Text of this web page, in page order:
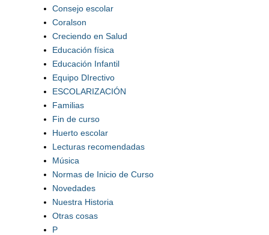
Consejo escolar
Coralson
Creciendo en Salud
Educación física
Educación Infantil
Equipo DIrectivo
ESCOLARIZACIÓN
Familias
Fin de curso
Huerto escolar
Lecturas recomendadas
Música
Normas de Inicio de Curso
Novedades
Nuestra Historia
Otras cosas
P